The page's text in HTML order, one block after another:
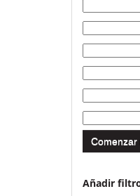
Comenzar
Añadir